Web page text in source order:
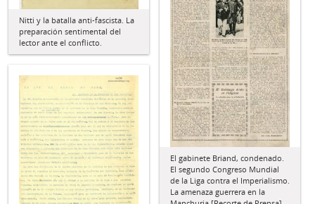
Nitti y la batalla anti-fascista. La
preparación sentimental del
lector ante el conflicto.
El gabinete Briand, condenado.
El segundo Congreso Mundial
de la Liga contra el Imperialismo.
La amenaza guerrera en la